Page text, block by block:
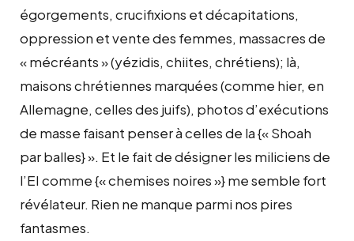
égorgements, crucifixions et décapitations,
oppression et vente des femmes, massacres de
« mécréants » (yézidis, chiites, chrétiens); là,
maisons chrétiennes marquées (comme hier, en
Allemagne, celles des juifs), photos d’exécutions
de masse faisant penser à celles de la {« Shoah
par balles} ». Et le fait de désigner les miliciens de
l’EI comme {« chemises noires »} me semble fort
révélateur. Rien ne manque parmi nos pires
fantasmes.